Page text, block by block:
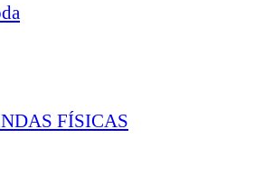
FÍSICAS